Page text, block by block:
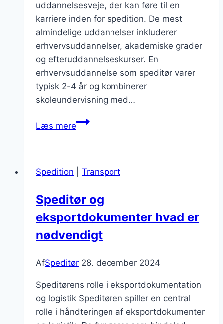
uddannelsesveje, der kan føre til en
karriere inden for spedition. De mest
almindelige uddannelser inkluderer
erhvervsuddannelser, akademiske grader
og efteruddannelseskurser. En
erhvervsuddannelse som speditør varer
typisk 2-4 år og kombinerer
skoleundervisning med…
Læs mereUddannelse
du
vide
Spedition Transport
Speditør og
eksportdokumenter hvad er
nødvendigt
AfSpeditør 28. december 2024
Speditørens rolle i eksportdokumentation
og logistik Speditøren spiller en central
rolle i håndteringen af eksportdokumenter